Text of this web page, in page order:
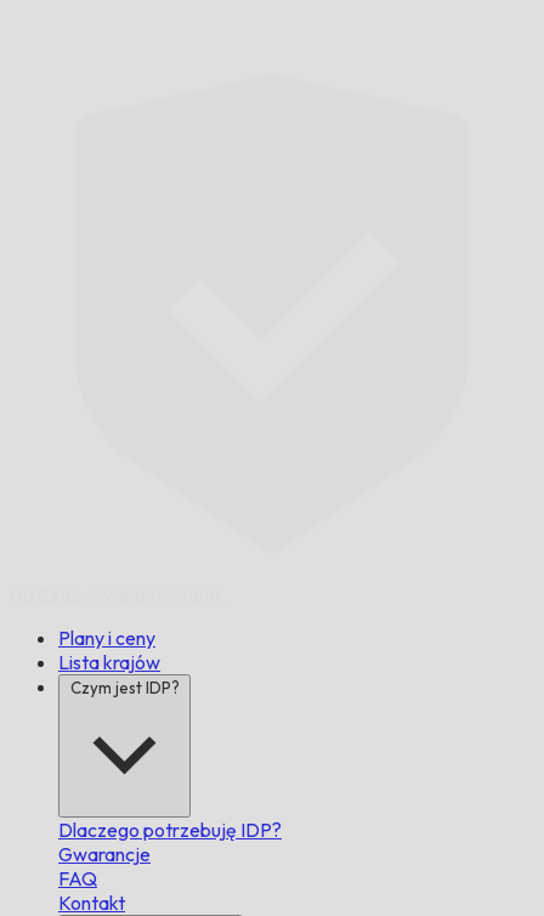
Plany i ceny
Lista krajów
Czym jest IDP?
Dlaczego potrzebuję IDP?
Gwarancje
FAQ
Kontakt